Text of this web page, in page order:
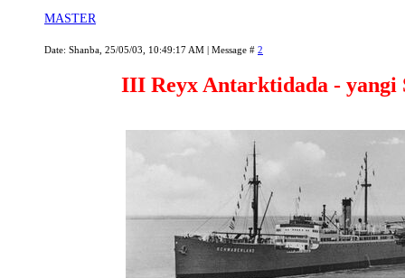
MASTER
Date: Shanba, 25/05/03, 10:49:17 AM | Message # 2
III Reyx Antarktidada - yangi